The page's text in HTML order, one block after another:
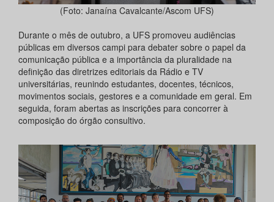
(Foto: Janaína Cavalcante/Ascom UFS)
Durante o mês de outubro, a UFS promoveu audiências
públicas em diversos campi para debater sobre o papel da
comunicação pública e a importância da pluralidade na
definição das diretrizes editoriais da Rádio e TV
universitárias, reunindo estudantes, docentes, técnicos,
movimentos sociais, gestores e a comunidade em geral. Em
seguida, foram abertas as inscrições para concorrer à
composição do órgão consultivo.